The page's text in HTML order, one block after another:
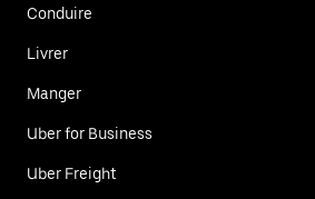
Conduire
Livrer
Manger
Uber for Business
Uber Freight